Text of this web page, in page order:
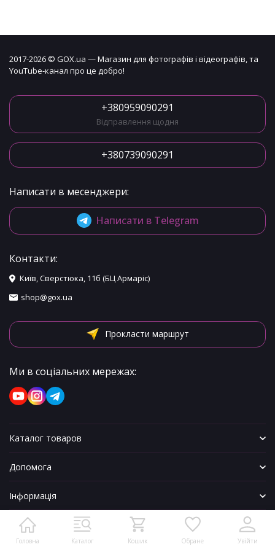
Головна Каталог Кошик Обране Увійти
2017-2026 © GOX.ua — Магазин для фотографів і відеографів, та
YouTube-канал про це добро!
+380959090291
Відправлення щодня
+380739090291
Написати в месенджери:
Написати в Telegram
Контакти:
Київ, Сверстюка, 11б (БЦ Армаріс)
shop@gox.ua
Прокласти маршрут
Ми в соціальних мережах:
Каталог товаров
Допомога
Інформація